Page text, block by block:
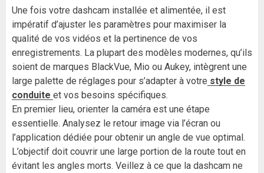
Une fois votre dashcam installée et alimentée, il est
impératif d’ajuster les paramètres pour maximiser la
qualité de vos vidéos et la pertinence de vos
enregistrements. La plupart des modèles modernes, qu’ils
soient de marques BlackVue, Mio ou Aukey, intègrent une
large palette de réglages pour s’adapter à votre style de
conduite et vos besoins spécifiques.
En premier lieu, orienter la caméra est une étape
essentielle. Analysez le retour image via l’écran ou
l’application dédiée pour obtenir un angle de vue optimal.
L’objectif doit couvrir une large portion de la route tout en
évitant les angles morts. Veillez à ce que la dashcam ne